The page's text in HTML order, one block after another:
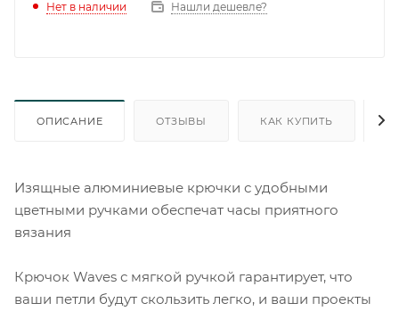
Нет в наличии Нашли дешевле?
ОПИСАНИЕ ОТЗЫВЫ КАК КУПИТЬ
Изящные алюминиевые крючки с удобными
цветными ручками обеспечат часы приятного
вязания
Крючок Waves с мягкой ручкой гарантирует, что
ваши петли будут скользить легко, и ваши проекты